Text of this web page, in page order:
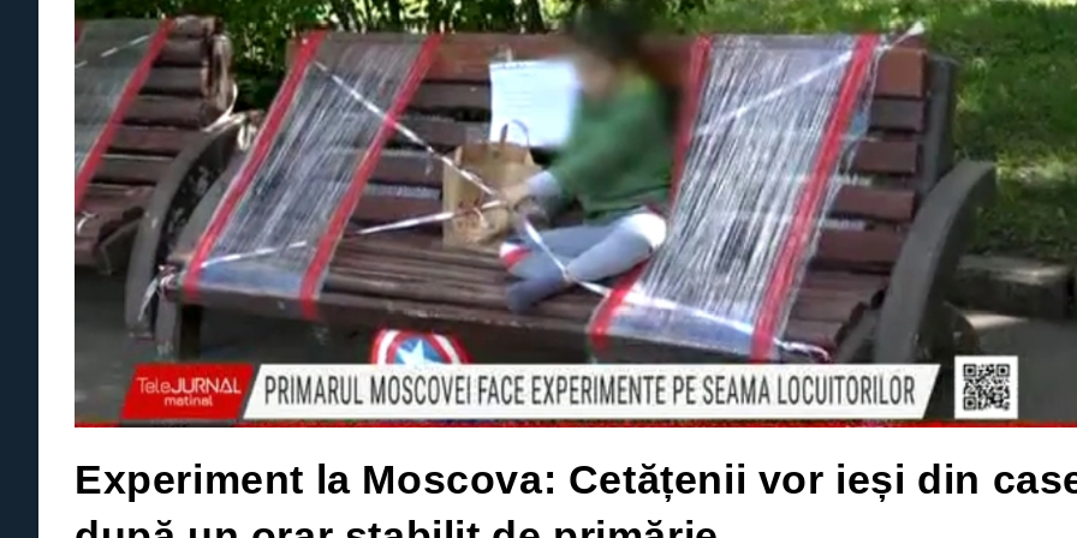
Experiment la Moscova: Cetățenii vor ieși din